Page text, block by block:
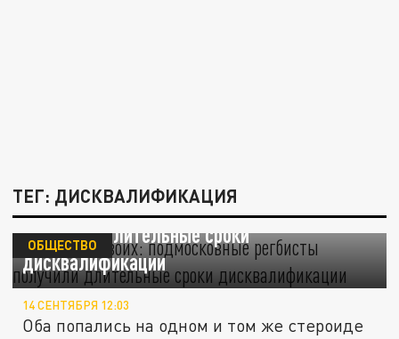
ТЕГ: ДИСКВАЛИФИКАЦИЯ
10 лет на двоих: подмосковные регбисты
получили длительные сроки
дисквалификации
ОБЩЕСТВО
14 СЕНТЯБРЯ 12:03
Оба попались на одном и том же стероиде